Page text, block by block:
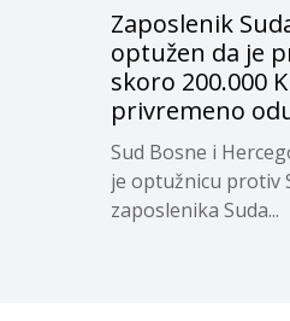
Zaposlenik
optužen da je
skoro 200.000
privremeno
Sud Bosne i
je optužnicu protiv
zaposlenika Suda...